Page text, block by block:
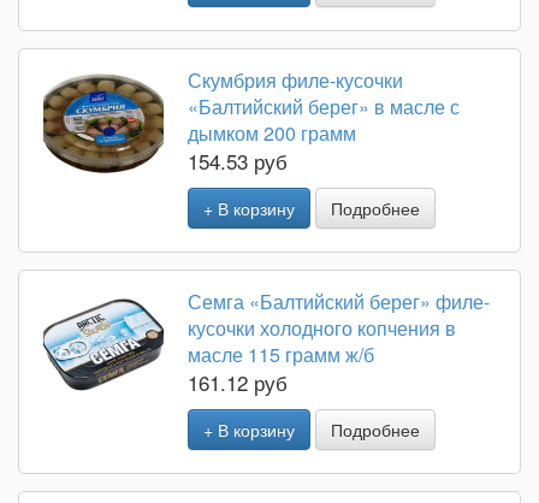
Скумбрия филе-кусочки
«Балтийский берег» в масле с
дымком 200 грамм
154.53 руб
+ В корзину Подробнее
Семга «Балтийский берег» филе-
кусочки холодного копчения в
масле 115 грамм ж/б
161.12 руб
+ В корзину Подробнее